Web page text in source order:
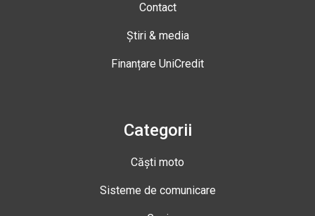
Contact
Știri & media
Finanțare UniCredit
Categorii
Căști moto
Sisteme de comunicare